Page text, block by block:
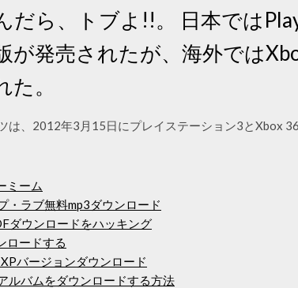
だら、トブよ!!。 日本では
が発売されたが、海外では
。
は、2012年3月15日にプレイステーション3とXbox
ミーム
・ラブ無料mp3ダウンロード
ダウンロードをハッキング
ロードする
バージョンダウンロード
ルバムをダウンロードする方法